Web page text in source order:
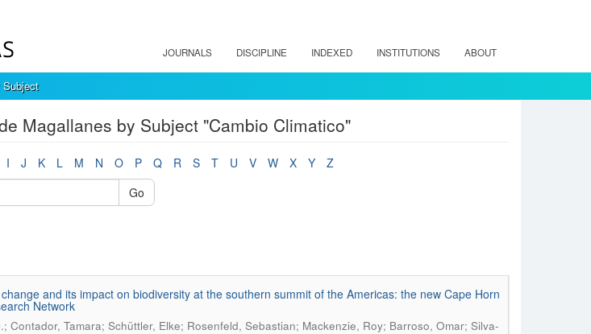
JOURNALS DISCIPLINE INDEXED INSTITUTIONS ABOUT
Subject
Magallanes by Subject "Cambio Climatico"
I J K L M N O P Q R S T U V W X Y
Z
Go
and its impact on biodiversity at the southern summit of the Americas: the new Cape Horn
Network
Contador, Tamara; Schüttler, Elke; Rosenfeld, Sebastian; Mackenzie, Roy; Barroso, Omar; Silva-